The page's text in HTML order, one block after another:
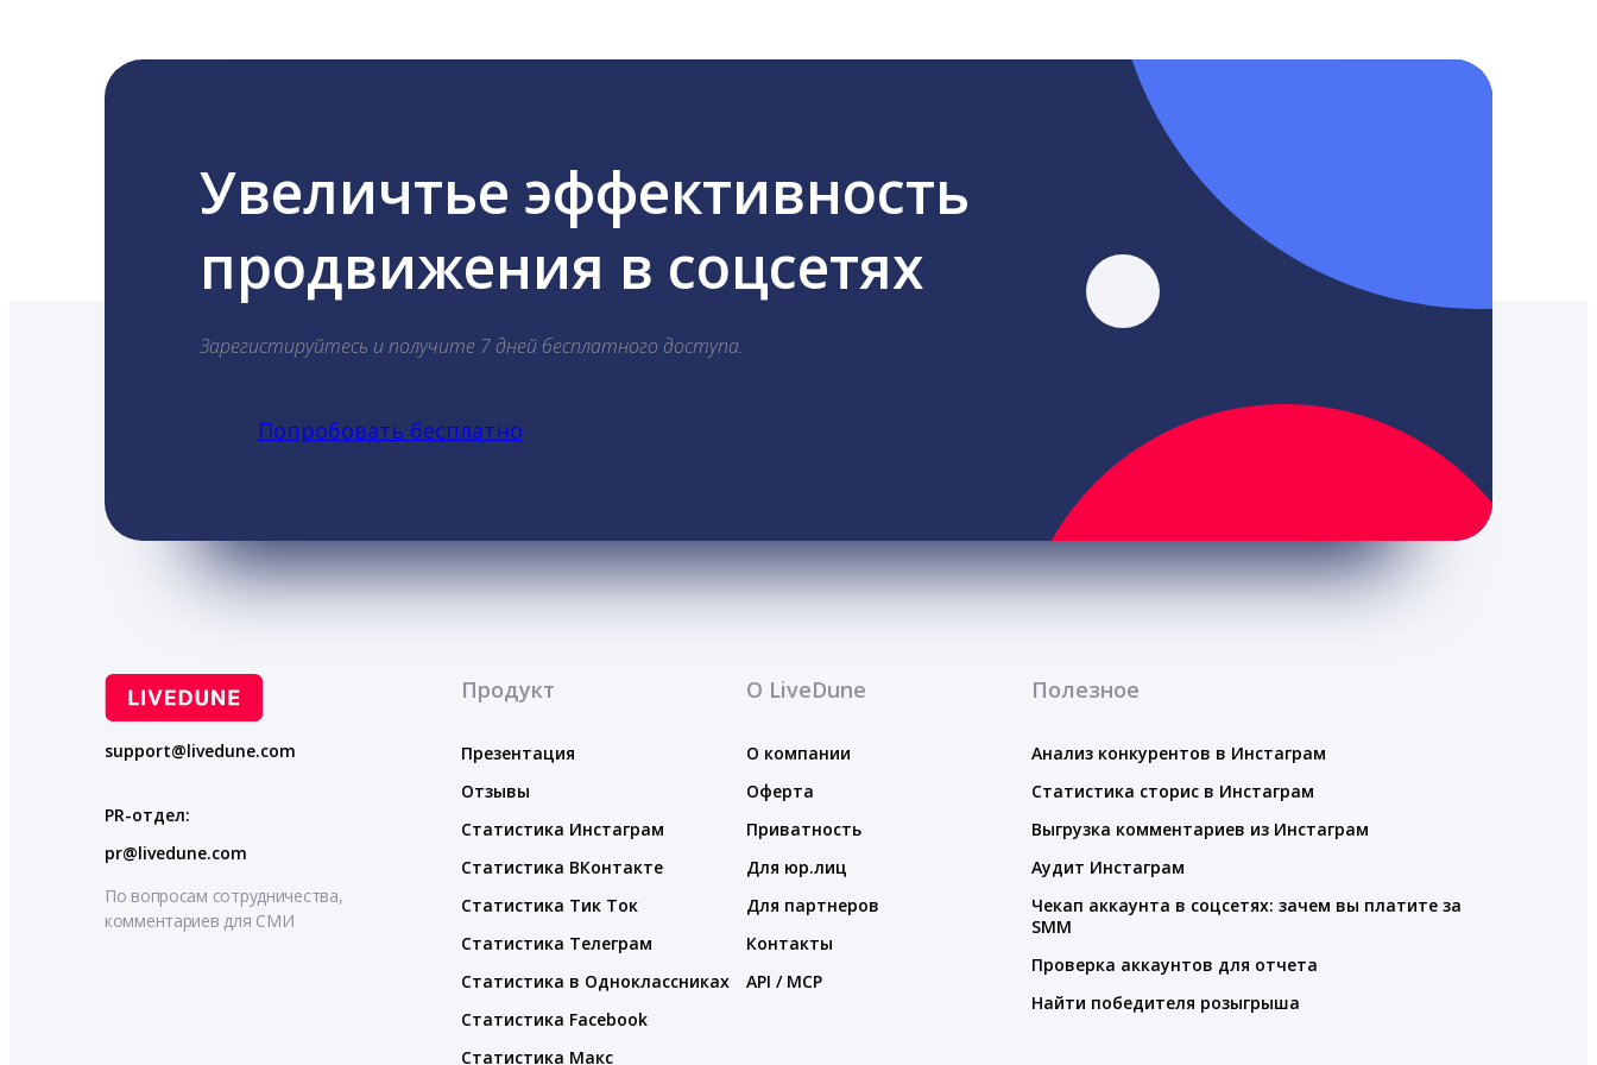
Увеличтье эффективность
продвижения в соцсетях
Зарегистируйтесь и получите 7 дней бесплатного доступа.
Попробовать бесплатно
support@livedune.com
PR-отдел:
pr@livedune.com
По вопросам сотрудничества,
комментариев для СМИ
Продукт
Презентация
Отзывы
Статистика Инстаграм
Статистика ВКонтакте
Статистика Тик Ток
Статистика Телеграм
Статистика в Одноклассниках
Статистика Facebook
Статистика Макс
О LiveDune
О компании
Оферта
Приватность
Для юр.лиц
Для партнеров
Контакты
API / MCP
Полезное
Анализ конкурентов в Инстаграм
Статистика сторис в Инстаграм
Выгрузка комментариев из Инстаграм
Аудит Инстаграм
Чекап аккаунта в соцсетях: зачем вы платите за
SMM
Проверка аккаунтов для отчета
Найти победителя розыгрыша